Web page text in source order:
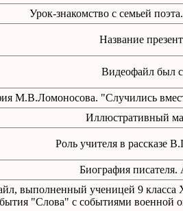
Урок-знакомство с семьей
Название
Видеофайл был
М.В.Ломоносова. "Случились
Иллюстративный
Роль учителя в рассказе
Биография писателя.
выполненный ученицей 9
"Слова" с событиями военной